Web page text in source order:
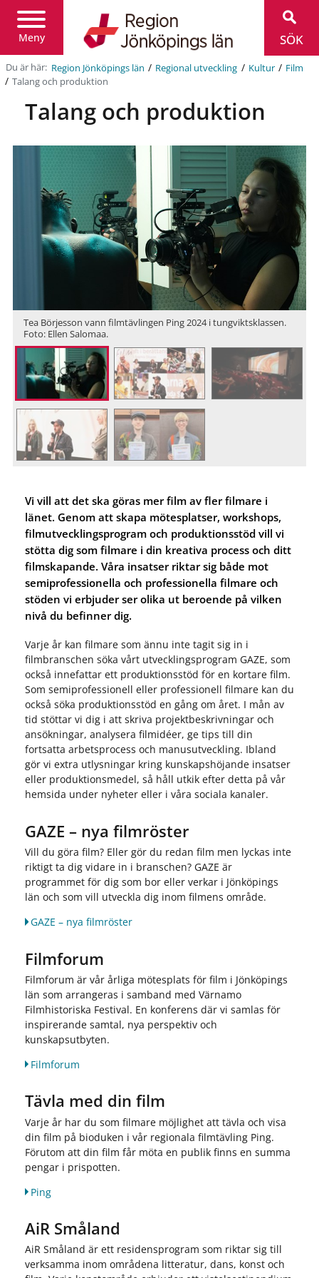
Meny
Jönköpings
län
SÖK
Du är här: Region Jönköpings län / Regional utveckling / Kultur / Film
/ Talang och produktion
Talang och produktion
Tea Börjesson vann filmtävlingen Ping 2024 i tungviktsklassen.
Foto: Ellen Salomaa.
Vi vill att det ska göras mer film av fler filmare i
länet. Genom att skapa mötesplatser, workshops,
filmutvecklingsprogram och produktionsstöd vill vi
stötta dig som filmare i din kreativa process och ditt
filmskapande. Våra insatser riktar sig både mot
semiprofessionella och professionella filmare och
stöden vi erbjuder ser olika ut beroende på vilken
nivå du befinner dig.
Varje år kan filmare som ännu inte tagit sig in i
filmbranschen söka vårt utvecklingsprogram GAZE, som
också innefattar ett produktionsstöd för en kortare film.
Som semiprofessionell eller professionell filmare kan du
också söka produktionsstöd en gång om året. I mån av
tid stöttar vi dig i att skriva projektbeskrivningar och
ansökningar, analysera filmidéer, ge tips till din
fortsatta arbetsprocess och manusutveckling. Ibland
gör vi extra utlysningar kring kunskapshöjande insatser
eller produktionsmedel, så håll utkik efter detta på vår
hemsida under nyheter eller i våra sociala kanaler.
GAZE – nya filmröster
Vill du göra film? Eller gör du redan film men lyckas inte
riktigt ta dig vidare in i branschen? GAZE är
programmet för dig som bor eller verkar i Jönköpings
län och som vill utveckla dig inom filmens område.
GAZE – nya filmröster
Filmforum
Filmforum är vår årliga mötesplats för film i Jönköpings
län som arrangeras i samband med Värnamo
Filmhistoriska Festival. En konferens där vi samlas för
inspirerande samtal, nya perspektiv och
kunskapsutbyten.
Filmforum
Tävla med din film
Varje år har du som filmare möjlighet att tävla och visa
din film på bioduken i vår regionala filmtävling Ping.
Förutom att din film får möta en publik finns en summa
pengar i prispotten.
Ping
AiR Småland
AiR Småland är ett residensprogram som riktar sig till
verksamma inom områdena litteratur, dans, konst och